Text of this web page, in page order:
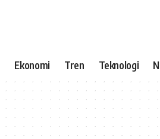
Ekonomi Tren Teknologi